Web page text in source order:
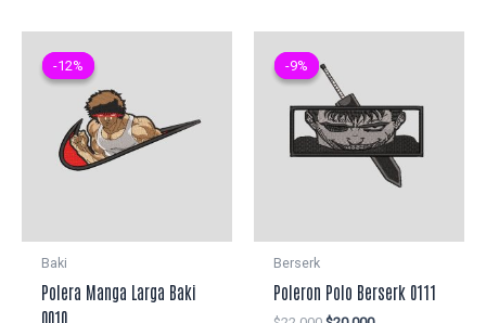
-12%
-12%
Baki
Polera Manga Larga Baki
0010
-9%
-9%
Berserk
Poleron Polo Berserk 0111